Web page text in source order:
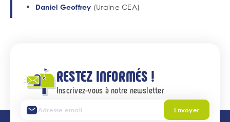
Daniel Geoffrey (Uraine CEA)
RESTEZ INFORMÉS !
Inscrivez-vous à notre newsletter
Envoyer